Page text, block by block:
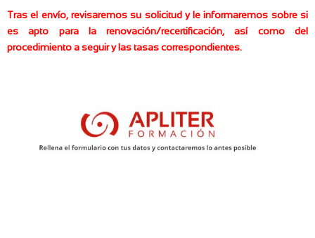
Tras el envío, revisaremos su solicitud y le informaremos sobre si
es apto para la renovación/recertificación, así como del
procedimiento a seguir y las tasas correspondientes.